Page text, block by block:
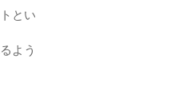
とい
よう